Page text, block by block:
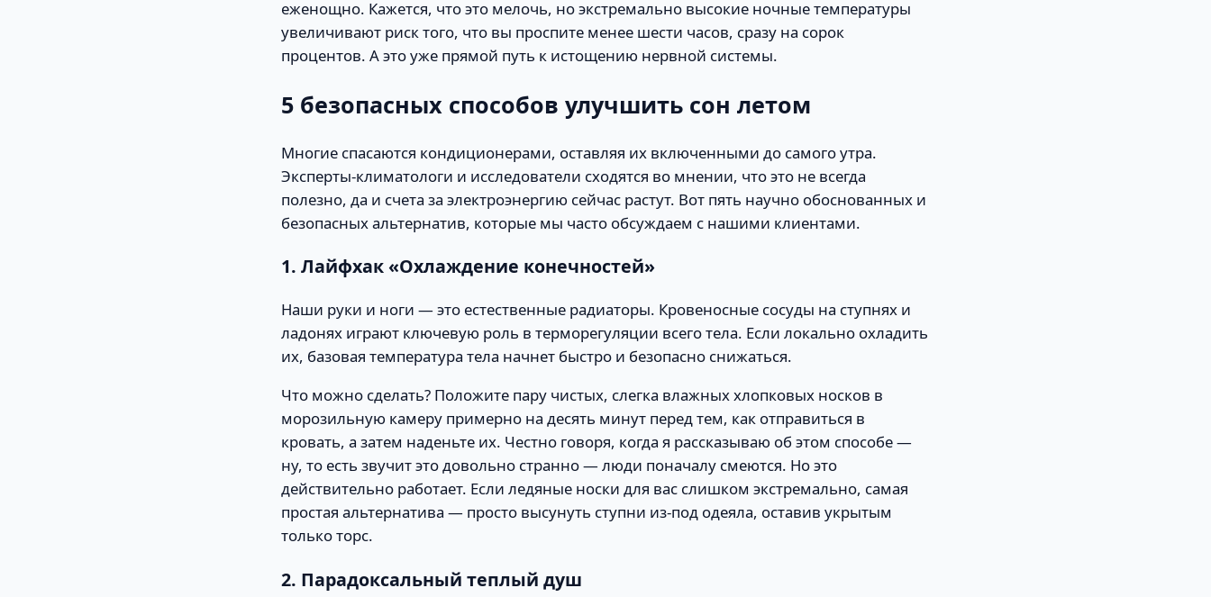
еженощно. Кажется, что это мелочь, но экстремально высокие ночные температуры
увеличивают риск того, что вы проспите менее шести часов, сразу на сорок
процентов. А это уже прямой путь к истощению нервной системы.
5 безопасных способов улучшить сон летом
Многие спасаются кондиционерами, оставляя их включенными до самого утра.
Эксперты-климатологи и исследователи сходятся во мнении, что это не всегда
полезно, да и счета за электроэнергию сейчас растут. Вот пять научно обоснованных и
безопасных альтернатив, которые мы часто обсуждаем с нашими клиентами.
1. Лайфхак «Охлаждение конечностей»
Наши руки и ноги — это естественные радиаторы. Кровеносные сосуды на ступнях и
ладонях играют ключевую роль в терморегуляции всего тела. Если локально охладить
их, базовая температура тела начнет быстро и безопасно снижаться.
Что можно сделать? Положите пару чистых, слегка влажных хлопковых носков в
морозильную камеру примерно на десять минут перед тем, как отправиться в
кровать, а затем наденьте их. Честно говоря, когда я рассказываю об этом способе —
ну, то есть звучит это довольно странно — люди поначалу смеются. Но это
действительно работает. Если ледяные носки для вас слишком экстремально, самая
простая альтернатива — просто высунуть ступни из-под одеяла, оставив укрытым
только торс.
2. Парадоксальный теплый душ